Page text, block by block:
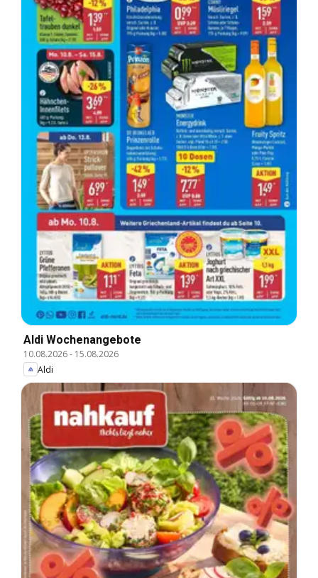
Aldi Wochenangebote
10.08.2026- 15.08.2026
Aldi